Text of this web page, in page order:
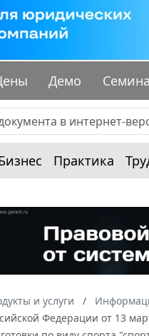
Демо
Практика
и услуги
Федерации от 13